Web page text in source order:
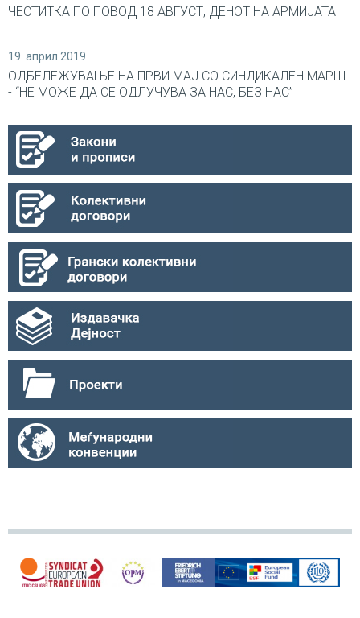
ЧЕСТИТКА ПО ПОВОД 18 АВГУСТ, ДЕНОТ НА АРМИЈАТА
19. април 2019
ОДБЕЛЕЖУВАЊЕ НА ПРВИ МАЈ СО СИНДИКАЛEН МАРШ
- “НЕ МОЖЕ ДА СЕ ОДЛУЧУВА ЗА НАС, БЕЗ НАС”